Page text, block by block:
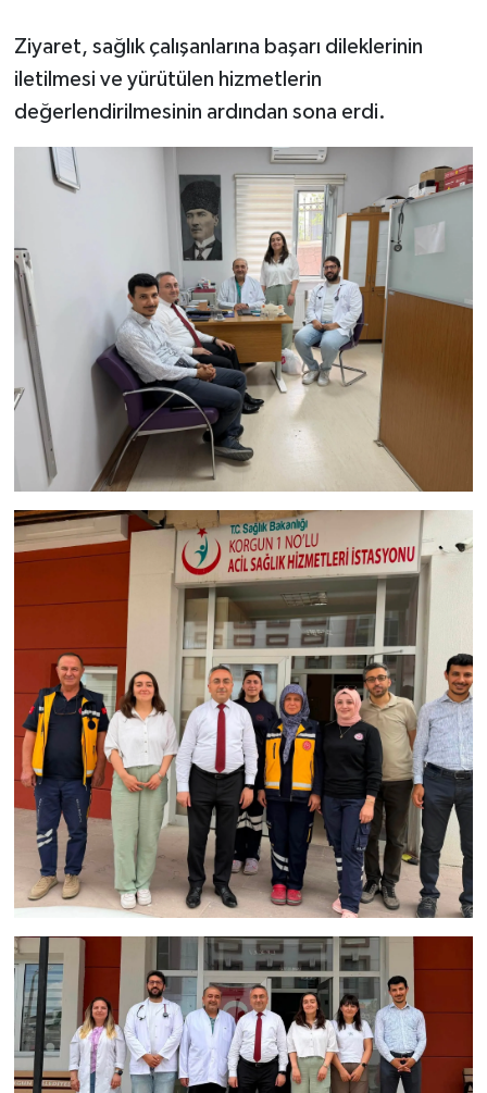
Ziyaret, sağlık çalışanlarına başarı dileklerinin
iletilmesi ve yürütülen hizmetlerin
değerlendirilmesinin ardından sona erdi.